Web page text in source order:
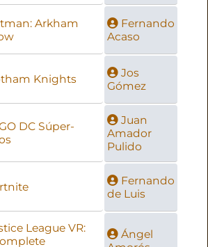
Arkham
Fernando
Acaso
Knights
Jos
Gómez
DC Súper-
Juan
Amador
Pulido
Fernando
de Luis
League VR:
Ángel